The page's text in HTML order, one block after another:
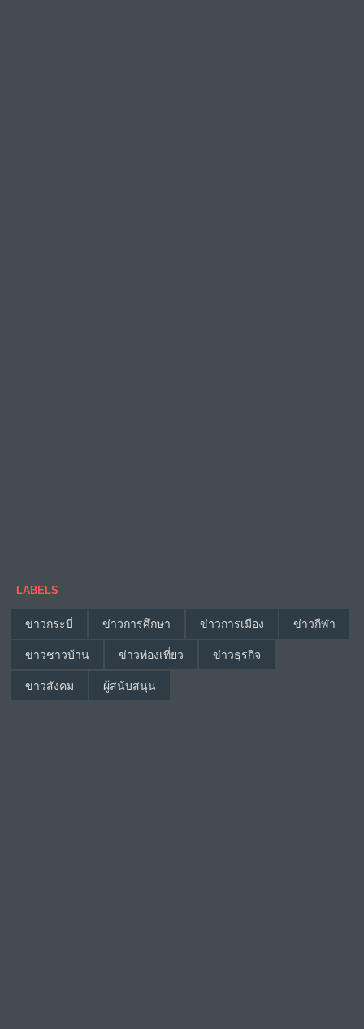
LABELS
ข่าวกระบี่ ข่าวการศึกษา ข่าวการเมือง ข่าวกีฬา
ข่าวชาวบ้าน ข่าวท่องเที่ยว ข่าวธุรกิจ
ข่าวสังคม ผู้สนับสนุน